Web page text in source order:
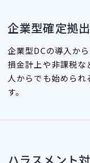
企業型確定拠出
企業型DCの導入か
損金計上や非課税な
人からでも始めら
す。
ハラスメント